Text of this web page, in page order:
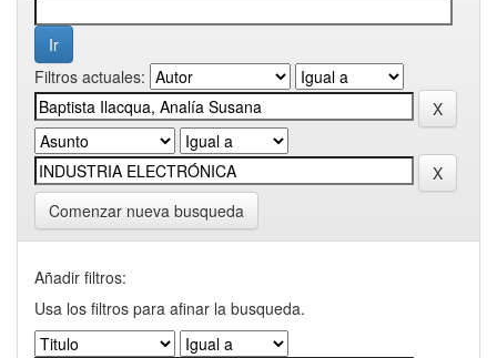
Filtros actuales:
Comenzar nueva busqueda
Añadir filtros:
Usa los filtros para afinar la busqueda.